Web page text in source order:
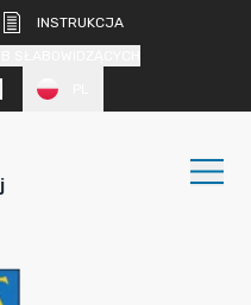
INSTRUKCJA